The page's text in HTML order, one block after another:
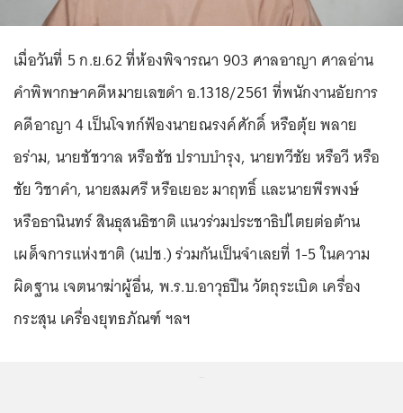
เมื่อวันที่ 5 ก.ย.62 ที่ห้องพิจารณา 903 ศาลอาญา ศาลอ่าน
คำพิพากษาคดีหมายเลขดำ อ.1318/2561 ที่พนักงานอัยการ
คดีอาญา 4 เป็นโจทก์ฟ้องนายณรงค์ศักดิ์ หรือตุ้ย พลาย
อร่าม, นายชัชวาล หรือชัช ปราบบำรุง, นายทวีชัย หรือวี หรือ
ชัย วิชาคำ, นายสมศรี หรือเยอะ มาฤทธิ์ และนายพีรพงษ์
หรือธานินทร์ สินธุสนธิชาติ แนวร่วมประชาธิปไตยต่อต้าน
เผด็จการแห่งชาติ (นปช.) ร่วมกันเป็นจำเลยที่ 1-5 ในความ
ผิดฐาน เจตนาฆ่าผู้อื่น, พ.ร.บ.อาวุธปืน วัตถุระเบิด เครื่อง
กระสุน เครื่องยุทธภัณฑ์ ฯลฯ